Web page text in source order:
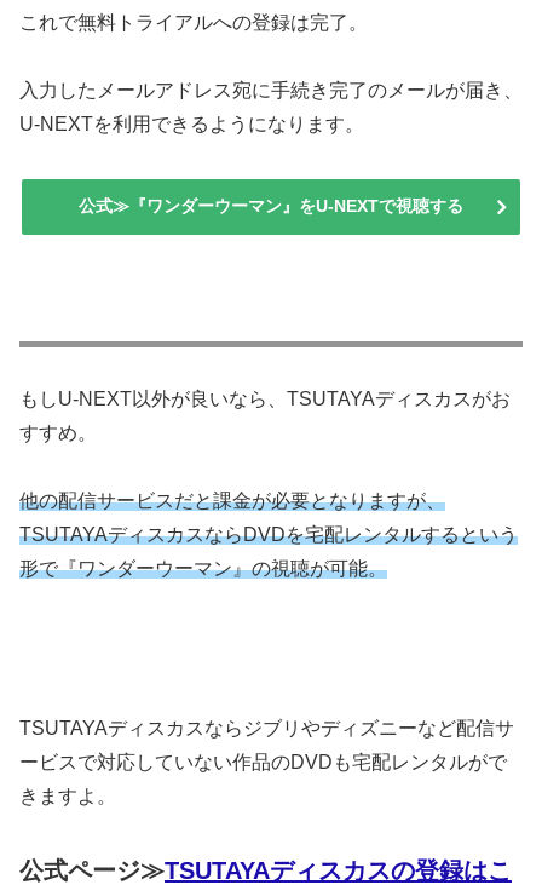
これで無料トライアルへの登録は完了。
入力したメールアドレス宛に手続き完了のメールが届き、
U-NEXTを利用できるようになります。
公式≫『ワンダーウーマン』をU-NEXTで視聴する
もしU-NEXT以外が良いなら、TSUTAYAディスカスがお
すすめ。
他の配信サービスだと課金が必要となりますが、
TSUTAYAディスカスならDVDを宅配レンタルするという
形で『ワンダーウーマン』の視聴が可能。
TSUTAYAディスカスならジブリやディズニーなど配信サ
ービスで対応していない作品のDVDも宅配レンタルがで
きますよ。
公式ページ≫TSUTAYAディスカスの登録はこ